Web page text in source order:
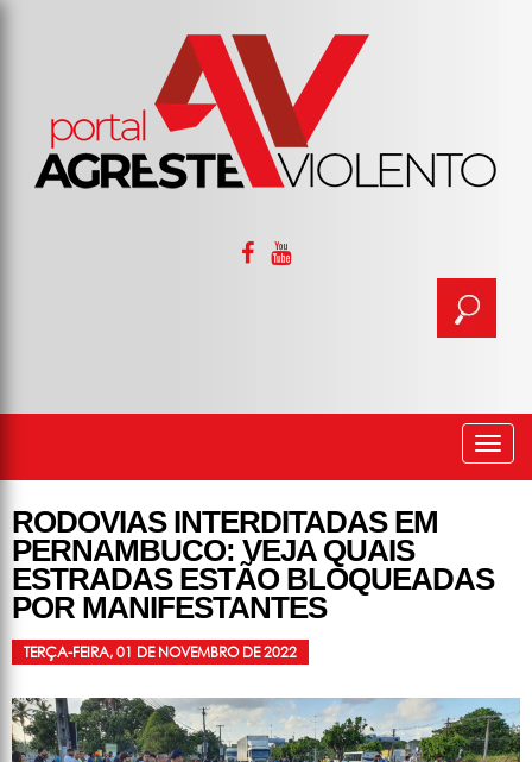
RODOVIAS INTERDITADAS EM
PERNAMBUCO: VEJA QUAIS
ESTRADAS ESTÃO BLOQUEADAS
POR MANIFESTANTES
TERÇA-FEIRA, 01 DE NOVEMBRO DE 2022